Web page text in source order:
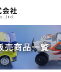
売商品一覧